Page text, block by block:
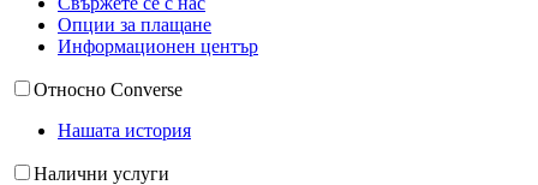
Опции за плащане
Информационен център
Относно Converse
Нашата история
Налични услуги